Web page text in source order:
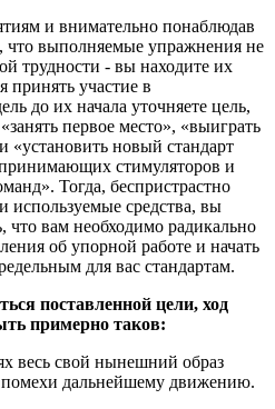
и внимательно понаблюдав
что выполняемые упражнения не
трудности - вы находите их
участие в
до их начала уточняете цель,
первое место», «выиграть
новый стандарт
стимуляторов и
Тогда, беспристрастно
используемые средства, вы
что вам необходимо радикально
об упорной работе и начать
для вас стандартам.
поставленной цели, ход
примерно таков:
весь свой нынешний образ
дальнейшему движению.